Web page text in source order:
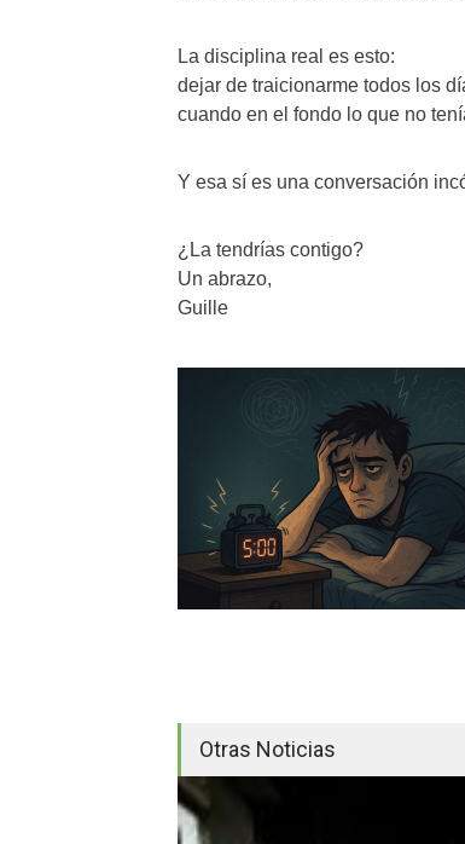
La disciplina real es esto:
dejar de traicionarme todos los
cuando en el fondo lo que no
Y esa sí es una conversación
¿La tendrías contigo?
Un abrazo,
Guille
Otras Noticias